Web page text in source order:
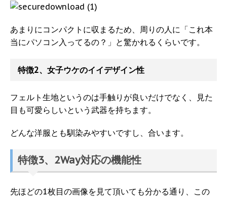
あまりにコンパクトに収まるため、周りの人に「これ本
当にパソコン入ってるの？」と驚かれるくらいです。
特徴2、女子ウケのイイデザイン性
フェルト生地というのは手触りが良いだけでなく、見た
目も可愛らしいという武器を持ちます。
どんな洋服とも馴染みやすいですし、合います。
特徴3、2Way対応の機能性
先ほどの1枚目の画像を見て頂いても分かる通り、この